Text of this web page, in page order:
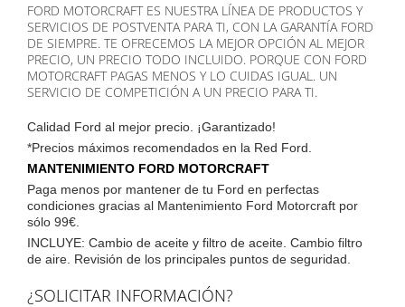
FORD MOTORCRAFT ES NUESTRA LÍNEA DE PRODUCTOS Y
SERVICIOS DE POSTVENTA PARA TI, CON LA GARANTÍA FORD
DE SIEMPRE. TE OFRECEMOS LA MEJOR OPCIÓN AL MEJOR
PRECIO, UN PRECIO TODO INCLUIDO. PORQUE CON FORD
MOTORCRAFT PAGAS MENOS Y LO CUIDAS IGUAL. UN
SERVICIO DE COMPETICIÓN A UN PRECIO PARA TI.
Calidad Ford al mejor precio. ¡Garantizado!
*Precios máximos recomendados en la Red Ford.
MANTENIMIENTO FORD MOTORCRAFT
Paga menos por mantener de tu Ford en perfectas
condiciones gracias al Mantenimiento Ford Motorcraft por
sólo 99€.
INCLUYE: Cambio de aceite y filtro de aceite. Cambio filtro
de aire. Revisión de los principales puntos de seguridad.
¿SOLICITAR INFORMACIÓN?